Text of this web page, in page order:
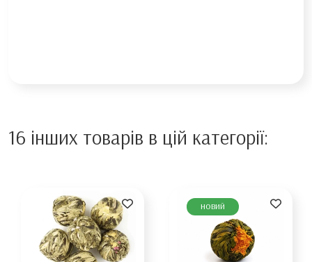
16 інших товарів в цій категорії:
новий